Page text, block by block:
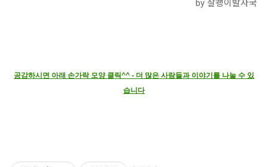
by 살쾡이발자국
공감하시면 아래 손가락 모양 클릭^^ - 더 많은 사람들과 이야기를 나눌 수 있
습니다